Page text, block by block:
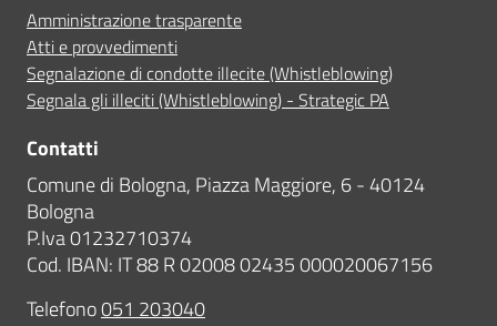
Amministrazione trasparente
Atti e provvedimenti
Segnalazione di condotte illecite (Whistleblowing)
Segnala gli illeciti (Whistleblowing) - Strategic PA
Contatti
Comune di Bologna, Piazza Maggiore, 6 - 40124
Bologna
P.Iva 01232710374
Cod. IBAN: IT 88 R 02008 02435 000020067156
Telefono051 203040